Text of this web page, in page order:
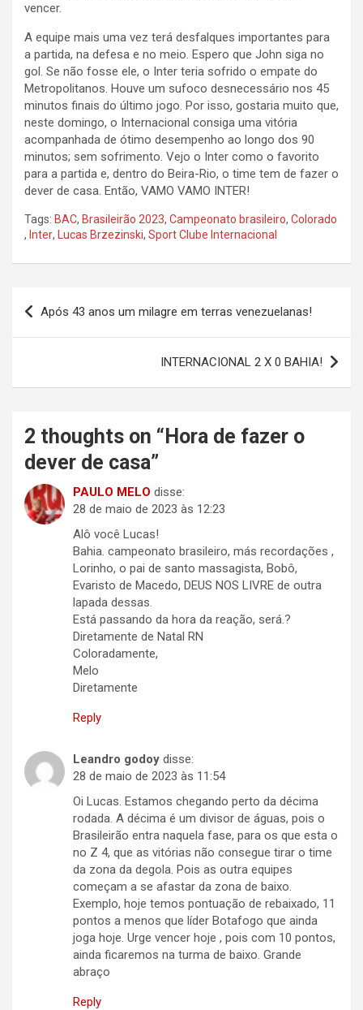
vencer.
A equipe mais uma vez terá desfalques importantes para
a partida, na defesa e no meio. Espero que John siga no
gol. Se não fosse ele, o Inter teria sofrido o empate do
Metropolitanos. Houve um sufoco desnecessário nos 45
minutos finais do último jogo. Por isso, gostaria muito que,
neste domingo, o Internacional consiga uma vitória
acompanhada de ótimo desempenho ao longo dos 90
minutos; sem sofrimento. Vejo o Inter como o favorito
para a partida e, dentro do Beira-Rio, o time tem de fazer o
dever de casa. Então, VAMO VAMO INTER!
Tags: BAC, Brasileirão 2023, Campeonato brasileiro, Colorado
, Inter, Lucas Brzezinski, Sport Clube Internacional
Navegação
de
Após 43 anos um milagre em terras venezuelanas!
INTERNACIONAL 2 X 0 BAHIA!
2 thoughts on “ Hora de fazer o
dever de casa”
PAULO MELO disse:
28 de maio de 2023 às 12:23
Alô você Lucas!
Bahia. campeonato brasileiro, más recordações ,
Lorinho, o pai de santo massagista, Bobô,
Evaristo de Macedo, DEUS NOS LIVRE de outra
lapada dessas.
Está passando da hora da reação, será.?
Diretamente de Natal RN
Coloradamente,
Melo
Diretamente
Reply
Leandro godoy disse:
28 de maio de 2023 às 11:54
Oi Lucas. Estamos chegando perto da décima
rodada. A décima é um divisor de águas, pois o
Brasileirão entra naquela fase, para os que esta o
no Z 4, que as vitórias não consegue tirar o time
da zona da degola. Pois as outra equipes
começam a se afastar da zona de baixo.
Exemplo, hoje temos pontuação de rebaixado, 11
pontos a menos que líder Botafogo que ainda
joga hoje. Urge vencer hoje , pois com 10 pontos,
ainda ficaremos na turma de baixo. Grande
abraço
Reply